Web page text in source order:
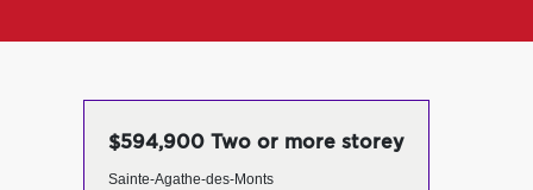
$594,900 Two or more storey
Sainte-Agathe-des-Monts